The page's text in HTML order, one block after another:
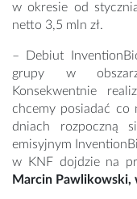
w okresie od
netto 3,5 mln zł.
– Debiut
grupy w
Konsekwentnie
chcemy posiadać co
dniach rozpoczną
emisyjnym
w KNF dojdzie na
Marcin Pawlikowski,